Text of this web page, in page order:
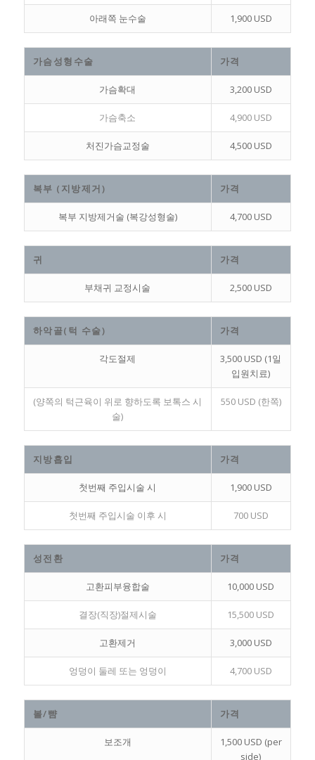
아래쪽 눈수술 1,900 USD
가슴성형수술 가격
가슴확대 3,200 USD
가슴축소 4,900 USD
처진가슴교정술 4,500 USD
복부 (지방제거) 가격
복부 지방제거술 (복강성형술) 4,700 USD
귀 가격
부채귀 교정시술 2,500 USD
하악골(턱 수술) 가격
각도절제
3,500 USD (1일
입원치료)
(양쪽의 턱근육이 위로 향하도록 보톡스 시
술)
550 USD (한쪽)
지방흡입 가격
첫번째 주입시술 시 1,900 USD
첫번째 주입시술 이후 시 700 USD
성전환 가격
고환피부융합술 10,000 USD
결장(직장)절제시술 15,500 USD
고환제거 3,000 USD
엉덩이 둘레 또는 엉덩이 4,700 USD
볼/뺨 가격
보조개
1,500 USD (per
side)